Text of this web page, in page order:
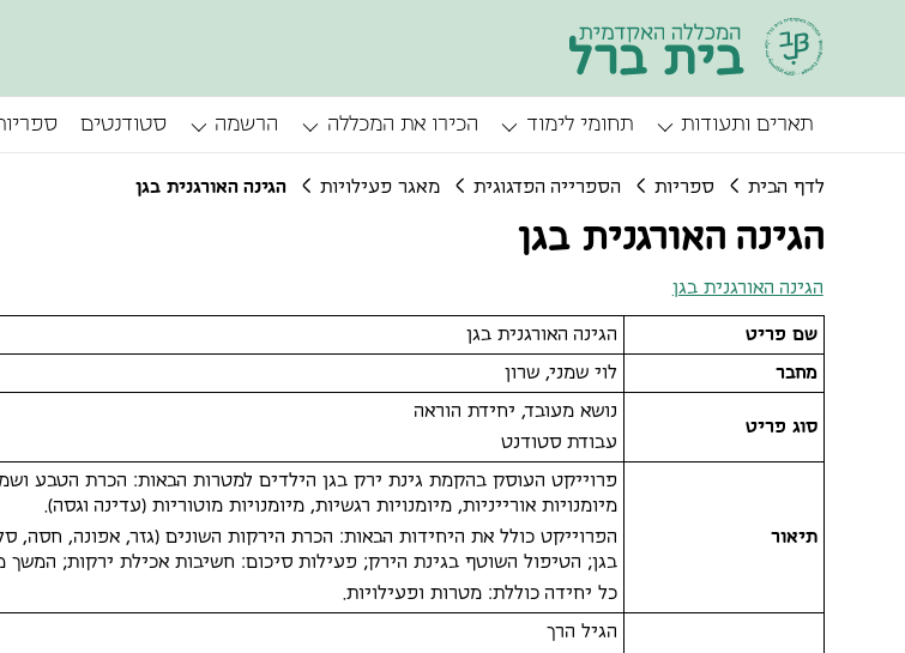
תארים ותעודות תחומי לימוד הכירו את המכללה הרשמה סטודנטים
לדף הבית ספריות הספרייה הפדגוגית מאגר פעילויות הגינה האורגנית בגן
הגינה האורגנית בגן
הגינה האורגנית בגן
שם פריט הגינה האורגנית בגן
מחבר לוי שמני, שרון
סוג פריט
נושא מעובד, יחידת הוראה
עבודת סטודנט
תיאור
פרוייקט העוסק בהקמת גינת ירק בגן הילדים למטרות הבאות: הכרת הטבע
מיומנויות אורייניות, מיומנויות רגשיות, מיומנויות מוטוריות (עדינה וגסה).
הפרוייקט כולל את היחידות הבאות: הכרת הירקות השונים (גזר, אפונה,
בגן; הטיפול השוטף בגינת הירק; פעילות סיכום: חשיבות אכילת ירקות; המשך
כל יחידה כוללת: מטרות ופעילויות.
הגיל הרך